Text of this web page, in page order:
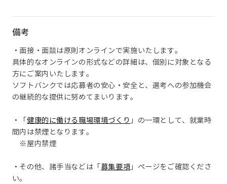
備考
・面接・面談は原則オンラインで実施いたします。
具体的なオンラインの形式などの詳細は、個別に対象となる
方にご案内いたします。
ソフトバンクでは応募者の安心・安全と、選考への参加機会
の継続的な提供に努めてまいります。
・「健康的に働ける職場環境づくり 」の一環として、就業時
間内は禁煙となります。
※屋内禁煙
・その他、諸手当などは「 募集要項 」ページをご確認くださ
い。